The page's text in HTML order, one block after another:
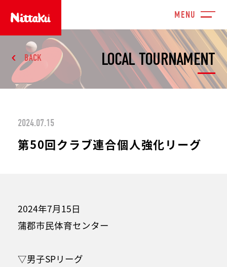
LOCAL TOURNAMENT
BACK
2024.07.15
第50回クラブ連合個人強化リーグ
2024年7月15日
蒲郡市民体育センター
▽男子SPリーグ